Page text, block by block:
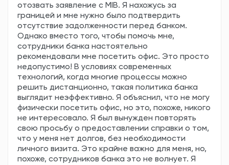
отозвать заявление с MIB. Я нахожусь за
границей и мне нужно было подтвердить
отсутствие задолженности перед банком.
Однако вместо того, чтобы помочь мне,
сотрудники банка настоятельно
рекомендовали мне посетить офис. Это просто
недопустимо! В условиях современных
технологий, когда многие процессы можно
решить дистанционно, такая политика банка
выглядит неэффективно. Я объяснил, что не могу
физически посетить офис, но это, похоже, никого
не интересовало. Я был вынужден повторять
свою просьбу о предоставлении справки о том,
что у меня нет долгов, без необходимости
личного визита. Это крайне важно для меня, но,
похоже, сотрудников банка это не волнует. Я